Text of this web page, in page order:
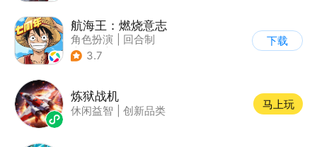
航海王：燃烧意志
角色扮演
回合制
| 奇幻
3.7
下载
炼狱战机
休闲益智 创新品类
马上玩